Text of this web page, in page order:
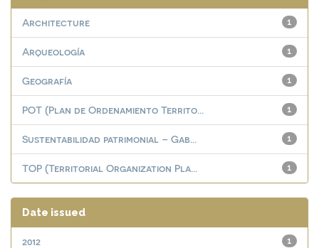
1
Architecture
1
Arqueología
1
Geografía
1
POT (Plan de Ordenamiento Territo...
1
Sustentabilidad patrimonial – Gab...
1
TOP (Territorial Organization Pla...
Date issued
1
2012